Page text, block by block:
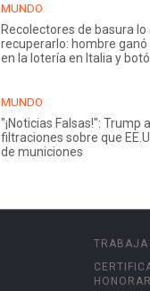
MUNDO
Recolectores de basura lo
recuperarlo: hombre
en la lotería en Italia y
MUNDO
"¡Noticias Falsas!": Trump
filtraciones sobre que
de municiones
TRABAJA